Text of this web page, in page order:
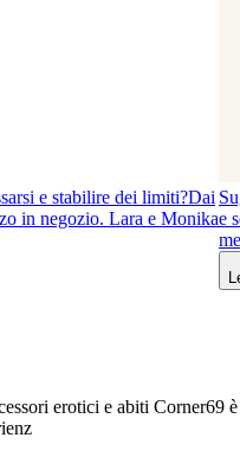
e stabilire dei limiti?Dai
in negozio. Lara e Monikae
erotici e abiti Corner69